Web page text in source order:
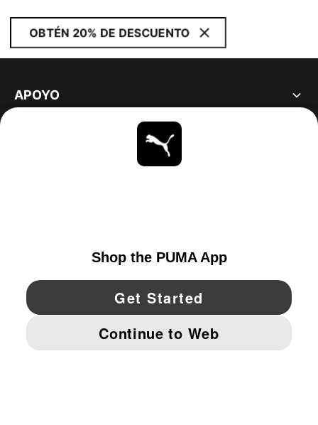
OBTÉN 20% DE DESCUENTO
APOYO
YouTube Twitter Pinterest
IMPRINT AND LEGAL DATA